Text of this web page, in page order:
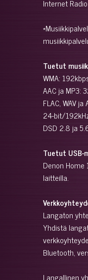
Internet Radio
Tuetut
WMA:
AAC ja MP3:
FLAC, WAV ja
24-bit/
DSD 2.8 ja
Tuetut USB-
Denon
laitteilla.
Langaton
Yhdistä
Bluetooth,
Langallinen